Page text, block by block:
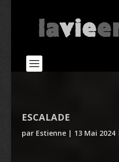
ESCALADE
par Estienne| 13 Mai 2024